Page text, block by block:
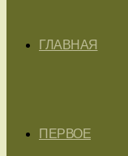
ГЛАВНАЯ
ПЕРВОЕ